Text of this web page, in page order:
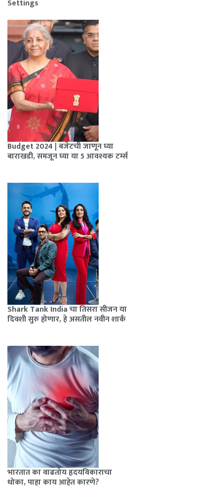
Settings
Budget 2024 | बजेटची जाणून घ्या
बाराखडी, समजून घ्या या 5 आवश्यक टर्म्स
Shark Tank India चा तिसरा सीजन या
दिवशी सुरु होणार, हे असतील नवीन शार्क
भारतात का वाढतोय हृदयविकाराचा
धोका, पाहा काय आहेत कारणे?